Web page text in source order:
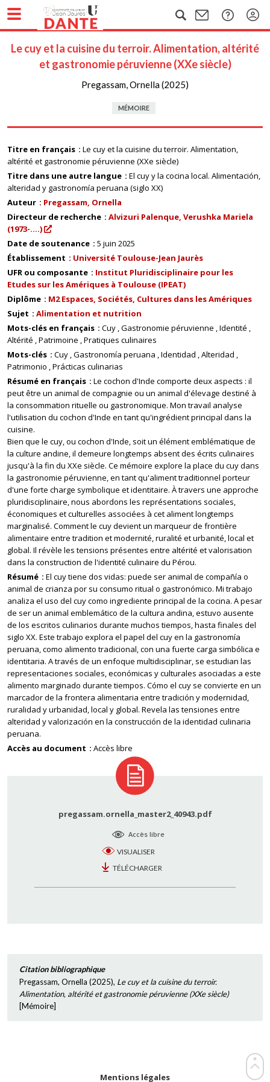
Le cuy et la cuisine du terroir. Alimentation, altérité
et gastronomie péruvienne (XXe siècle)
Pregassam, Ornella (2025)
MÉMOIRE
Titre en français
Le cuy et la cuisine du terroir. Alimentation,
altérité et gastronomie péruvienne (XXe siècle)
Titre dans une autre langue
El cuy y la cocina local. Alimentación,
alteridad y gastronomía peruana (siglo XX)
Auteur
Pregassam, Ornella
Directeur de recherche
Alvizuri Palenque, Verushka Mariela
(1973-....)
Date de soutenance
5 juin 2025
Établissement
Université Toulouse-Jean Jaurès
UFR ou composante
Institut Pluridisciplinaire pour les
Etudes sur les Amériques à Toulouse (IPEAT)
Diplôme
M2 Espaces, Sociétés, Cultures dans les Amériques
Sujet
Alimentation et nutrition
Mots-clés en français
Cuy Gastronomie péruvienne Identité
Altérité Patrimoine Pratiques culinaires
Mots-clés
Cuy Gastronomía peruana Identidad Alteridad
Patrimonio Prácticas culinarias
Résumé en français
Le cochon d'Inde comporte deux aspects : il
peut être un animal de compagnie ou un animal d'élevage destiné à
la consommation rituelle ou gastronomique. Mon travail analyse
l'utilisation du cochon d'Inde en tant qu'ingrédient principal dans la
cuisine.
Bien que le cuy, ou cochon d'Inde, soit un élément emblématique de
la culture andine, il demeure longtemps absent des écrits culinaires
jusqu'à la fin du XXe siècle. Ce mémoire explore la place du cuy dans
la gastronomie péruvienne, en tant qu'aliment traditionnel porteur
d'une forte charge symbolique et identitaire. À travers une approche
pluridisciplinaire, nous abordons les représentations sociales,
économiques et culturelles associées à cet aliment longtemps
marginalisé. Comment le cuy devient un marqueur de frontière
alimentaire entre tradition et modernité, ruralité et urbanité, local et
global. Il révèle les tensions présentes entre altérité et valorisation
dans la construction de l'identité culinaire du Pérou.
Résumé
El cuy tiene dos vidas: puede ser animal de compañía o
animal de crianza por su consumo ritual o gastronómico. Mi trabajo
analiza el uso del cuy como ingrediente principal de la cocina. A pesar
de ser un animal emblemático de la cultura andina, estuvo ausente
de los escritos culinarios durante muchos tiempos, hasta finales del
siglo XX. Este trabajo explora el papel del cuy en la gastronomía
peruana, como alimento tradicional, con una fuerte carga simbólica e
identitaria. A través de un enfoque multidisciplinar, se estudian las
representaciones sociales, económicas y culturales asociadas a este
alimento marginado durante tiempos. Cómo el cuy se convierte en un
marcador de la frontera alimentaria entre tradición y modernidad,
ruralidad y urbanidad, local y global. Revela las tensiones entre
alteridad y valorización en la construcción de la identidad culinaria
peruana.
Accès au document
Accès libre
pregassam.ornella_master2_40943.pdf
Accès libre
VISUALISER
TÉLÉCHARGER
Citation bibliographique
Pregassam, Ornella (2025), Le cuy et la cuisine du terroir.
Alimentation, altérité et gastronomie péruvienne (XXe siècle)
[Mémoire]
Mentions légales